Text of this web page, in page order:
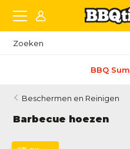
Beschermen en Reinigen
Barbecue hoezen